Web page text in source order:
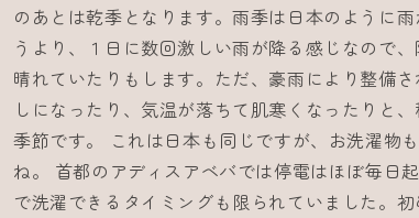
のあとは乾季となります。雨季は日本のように
うより、１日に数回激しい雨が降る感じなので
晴れていたりもします。ただ、豪雨により整備
しになったり、気温が落ちて肌寒くなったりと
季節です。 これは日本も同じですが、お洗濯物
ね。 首都のアディスアベバでは停電はほぼ毎日
で洗濯できるタイミングも限られていました。